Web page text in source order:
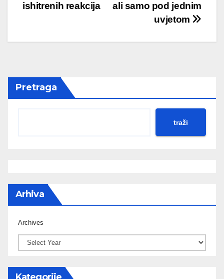
ali samo pod jednim
uvjetom
ishitrenih reakcija
Pretraga
traži
Arhiva
Archives